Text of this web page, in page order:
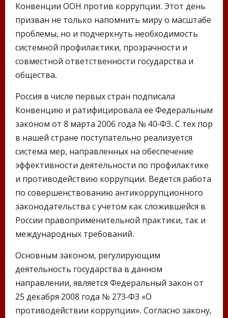
Конвенции ООН против коррупции. Этот день
призван не только напомнить миру о масштабе
проблемы, но и подчеркнуть необходимость
системной профилактики, прозрачности и
совместной ответственности государства и
общества.
Россия в числе первых стран подписала
Конвенцию и ратифицировала ее Федеральным
законом от 8 марта 2006 года № 40-ФЗ. С тех пор
в нашей стране поступательно реализуется
система мер, направленных на обеспечение
эффективности деятельности по профилактике
и противодействию коррупции. Ведется работа
по совершенствованию антикоррупционного
законодательства с учетом как сложившейся в
России правоприменительной практики, так и
международных требований.
Основным законом, регулирующим
деятельность государства в данном
направлении, является Федеральный закон от
25 декабря 2008 года № 273-ФЗ «О
противодействии коррупции». Согласно закону,